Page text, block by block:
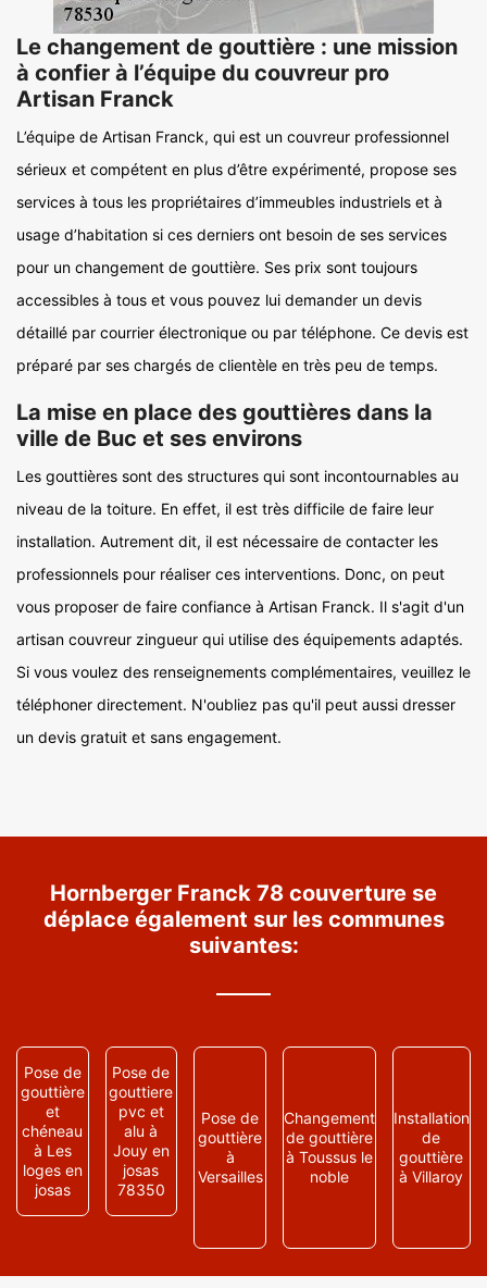
Le changement de gouttière : une mission
à confier à l’équipe du couvreur pro
Artisan Franck
L’équipe de Artisan Franck, qui est un couvreur professionnel
sérieux et compétent en plus d’être expérimenté, propose ses
services à tous les propriétaires d’immeubles industriels et à
usage d’habitation si ces derniers ont besoin de ses services
pour un changement de gouttière. Ses prix sont toujours
accessibles à tous et vous pouvez lui demander un devis
détaillé par courrier électronique ou par téléphone. Ce devis est
préparé par ses chargés de clientèle en très peu de temps.
La mise en place des gouttières dans la
ville de Buc et ses environs
Les gouttières sont des structures qui sont incontournables au
niveau de la toiture. En effet, il est très difficile de faire leur
installation. Autrement dit, il est nécessaire de contacter les
professionnels pour réaliser ces interventions. Donc, on peut
vous proposer de faire confiance à Artisan Franck. Il s'agit d'un
artisan couvreur zingueur qui utilise des équipements adaptés.
Si vous voulez des renseignements complémentaires, veuillez le
téléphoner directement. N'oubliez pas qu'il peut aussi dresser
un devis gratuit et sans engagement.
Hornberger Franck 78 couverture se
déplace également sur les communes
suivantes:
Pose de
gouttière
et
chéneau
à Les
loges en
josas
Pose de
gouttiere
pvc et
alu à
Jouy en
josas
78350
Pose de
gouttière
à
Versailles
Changement
de gouttière
à Toussus le
noble
Installation
de
gouttière
à Villaroy